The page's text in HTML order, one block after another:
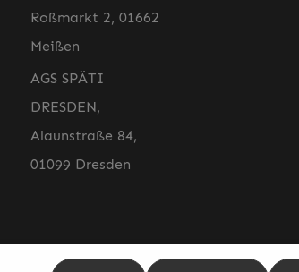
Roßmarkt 2, 01662
Meißen
AGS SPÄTI
DRESDEN,
Alaunstraße 84,
01099 Dresden